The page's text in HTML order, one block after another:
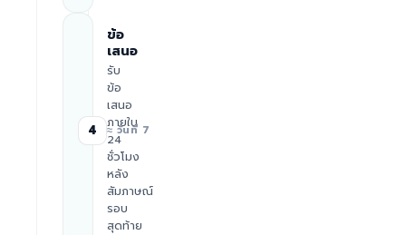
4
ข้อ
เสนอ
รับ
ข้อ
เสนอ
ภายใน
24
ชั่วโมง
หลัง
สัมภาษณ์
รอบ
สุดท้าย
≈ วันที่ 7